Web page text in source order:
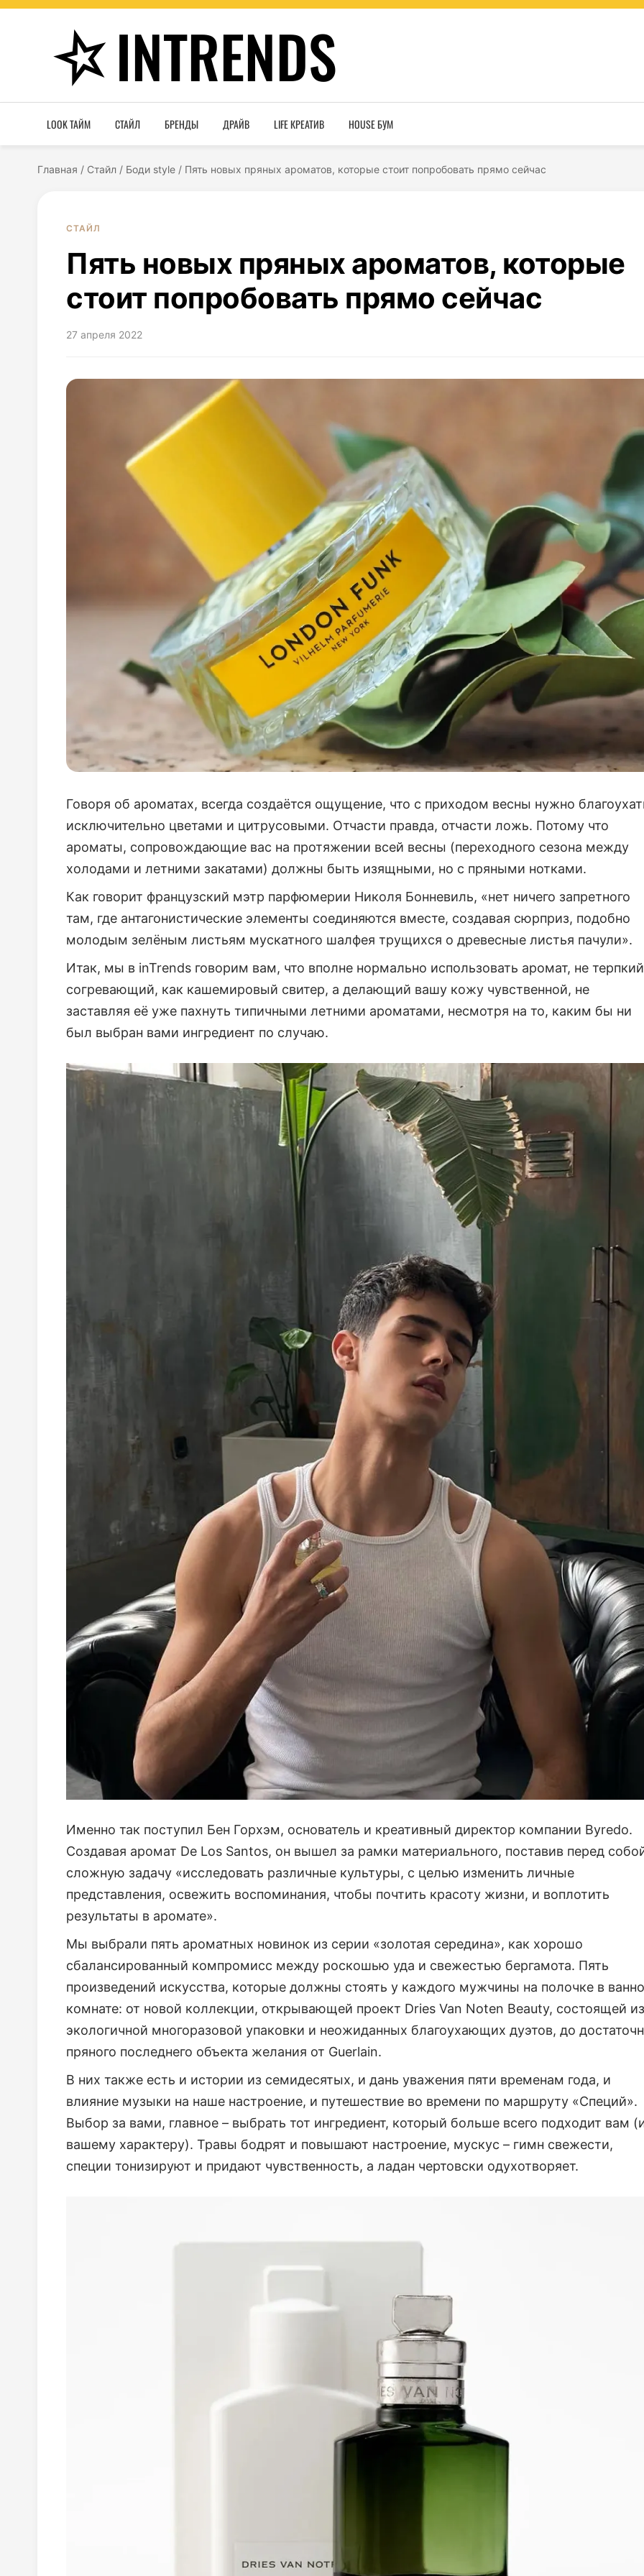
INTRENDS
LOOK ТАЙМ СТАЙЛ БРЕНДЫ ДРАЙВ LIFE КРЕАТИВ HOUSE БУМ
Главная / Стайл / Боди style / Пять новых пряных ароматов, которые стоит попробовать прямо сейчас
СТАЙЛ
Пять новых пряных ароматов, которые
стоит попробовать прямо сейчас
27 апреля 2022
Говоря об ароматах, всегда создаётся ощущение, что с приходом весны нужно
исключительно цветами и цитрусовыми. Отчасти правда, отчасти ложь. Потому что
ароматы, сопровождающие вас на протяжении всей весны (переходного сезона между
холодами и летними закатами) должны быть изящными, но с пряными нотками.
Как говорит французский мэтр парфюмерии Николя Бонневиль, «нет ничего запретного
там, где антагонистические элементы соединяются вместе, создавая сюрприз, подобно
молодым зелёным листьям мускатного шалфея трущихся о древесные листья пачули».
Итак, мы в inTrends говорим вам, что вполне нормально использовать аромат, не
согревающий, как кашемировый свитер, а делающий вашу кожу чувственной, не
заставляя её уже пахнуть типичными летними ароматами, несмотря на то, каким бы ни
был выбран вами ингредиент по случаю.
Именно так поступил Бен Горхэм, основатель и креативный директор компании Byredo.
Создавая аромат De Los Santos, он вышел за рамки материального, поставив перед
сложную задачу «исследовать различные культуры, с целью изменить личные
представления, освежить воспоминания, чтобы почтить красоту жизни, и воплотить
результаты в аромате».
Мы выбрали пять ароматных новинок из серии «золотая середина», как хорошо
сбалансированный компромисс между роскошью уда и свежестью бергамота. Пять
произведений искусства, которые должны стоять у каждого мужчины на полочке в
комнате: от новой коллекции, открывающей проект Dries Van Noten Beauty, состоящей из
экологичной многоразовой упаковки и неожиданных благоухающих дуэтов, до
пряного последнего объекта желания от Guerlain.
В них также есть и истории из семидесятых, и дань уважения пяти временам года, и
влияние музыки на наше настроение, и путешествие во времени по маршруту «Специй».
Выбор за вами, главное – выбрать тот ингредиент, который больше всего подходит вам
вашему характеру). Травы бодрят и повышают настроение, мускус – гимн свежести,
специи тонизируют и придают чувственность, а ладан чертовски одухотворяет.